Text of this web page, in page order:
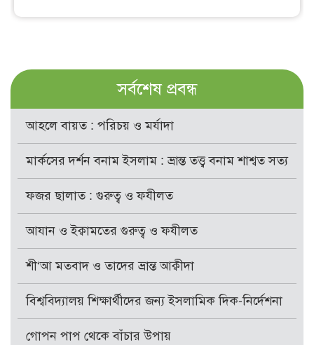
সর্বশেষ প্রবন্ধ
আহলে বায়ত : পরিচয় ও মর্যাদা
মার্কসের দর্শন বনাম ইসলাম : ভ্রান্ত তত্ত্ব বনাম শাশ্বত সত্য
ফজর ছালাত : গুরুত্ব ও ফযীলত
আযান ও ইক্বামতের গুরুত্ব ও ফযীলত
শী‘আ মতবাদ ও তাদের ভ্রান্ত আক্বীদা
বিশ্ববিদ্যালয় শিক্ষার্থীদের জন্য ইসলামিক দিক-নির্দেশনা
গোপন পাপ থেকে বাঁচার উপায়